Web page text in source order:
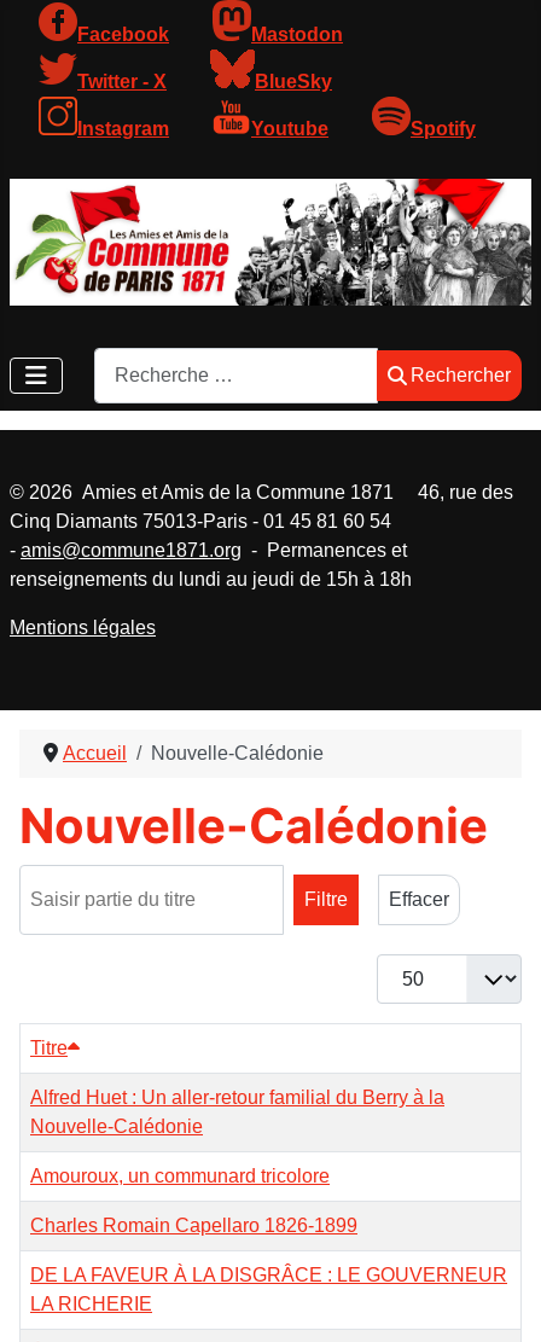
Facebook Mastodon
Twitter - X BlueSky
Instagram Youtube Spotify
Rechercher
Rechercher
Accueil Nouvelle-Calédonie
Nouvelle-Calédonie
Filtre
Effacer
Afficher #
Titre
Alfred Huet : Un aller-retour familial du Berry à la
Nouvelle-Calédonie
Amouroux, un communard tricolore
Charles Romain Capellaro 1826-1899
DE LA FAVEUR À LA DISGRÂCE : LE GOUVERNEUR
LA RICHERIE
© 2026 Amies et Amis de la Commune 1871 46, rue des
Cinq Diamants 75013-Paris - 01 45 81 60 54
- amis@commune1871.org - Permanences et
renseignements du lundi au jeudi de 15h à 18h
Mentions légales